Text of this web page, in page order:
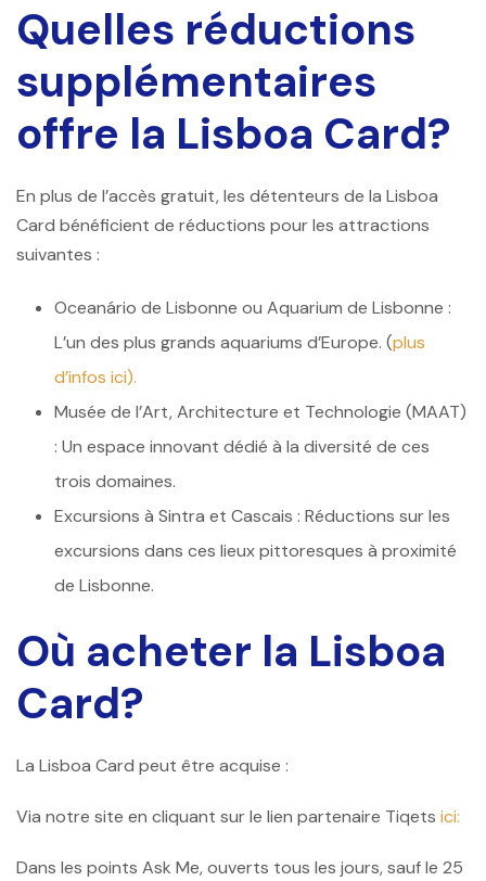
Quelles réductions
supplémentaires
offre la Lisboa Card?
En plus de l’accès gratuit, les détenteurs de la Lisboa
Card bénéficient de réductions pour les attractions
suivantes :
Oceanário de Lisbonne ou Aquarium de Lisbonne :
L’un des plus grands aquariums d’Europe. (plus
d’infos ici).
Musée de l’Art, Architecture et Technologie (MAAT)
: Un espace innovant dédié à la diversité de ces
trois domaines.
Excursions à Sintra et Cascais : Réductions sur les
excursions dans ces lieux pittoresques à proximité
de Lisbonne.
Où acheter la Lisboa
Card?
La Lisboa Card peut être acquise :
Via notre site en cliquant sur le lien partenaire Tiqets ici:
Dans les points Ask Me, ouverts tous les jours, sauf le 25